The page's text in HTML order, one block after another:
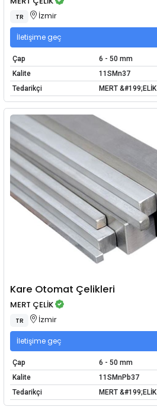
TR İzmir
İletişime geç
Çap
6 - 50 mm
Kalite
11SMn37
Tedarikçi
MERT &#199;ELİK
Kare Otomat Çelikleri
MERT ÇELİK
TR İzmir
İletişime geç
Çap
6 - 50 mm
Kalite
11SMnPb37
Tedarikçi
MERT &#199;ELİK